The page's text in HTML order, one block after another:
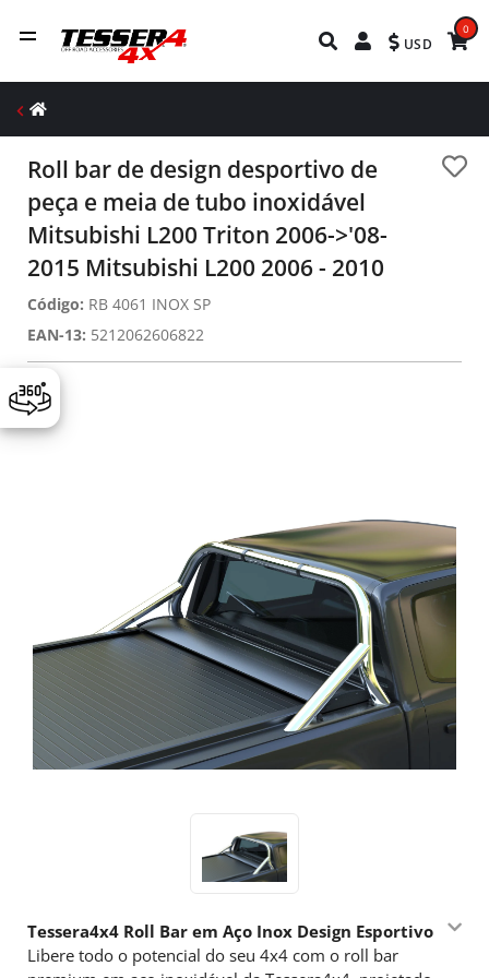
USD
0
Roll bar de design desportivo de
peça e meia de tubo inoxidável
Mitsubishi L200 Triton 2006->'08-
2015 Mitsubishi L200 2006 - 2010
Código: RB 4061 INOX SP
EAN-13: 5212062606822
Tessera4x4 Roll Bar em Aço Inox Design Esportivo
Libere todo o potencial do seu 4x4 com o roll bar